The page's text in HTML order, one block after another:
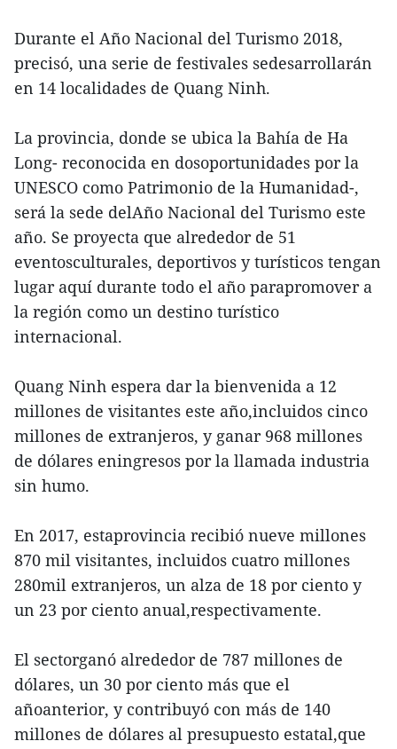
Durante el Año Nacional del Turismo 2018,
precisó, una serie de festivales sedesarrollarán
en 14 localidades de Quang Ninh.
La provincia, donde se ubica la Bahía de Ha
Long- reconocida en dosoportunidades por la
UNESCO como Patrimonio de la Humanidad-,
será la sede delAño Nacional del Turismo este
año. Se proyecta que alrededor de 51
eventosculturales, deportivos y turísticos tengan
lugar aquí durante todo el año parapromover a
la región como un destino turístico
internacional.
Quang Ninh espera dar la bienvenida a 12
millones de visitantes este año,incluidos cinco
millones de extranjeros, y ganar 968 millones
de dólares eningresos por la llamada industria
sin humo.
En 2017, estaprovincia recibió nueve millones
870 mil visitantes, incluidos cuatro millones
280mil extranjeros, un alza de 18 por ciento y
un 23 por ciento anual,respectivamente.
El sectorganó alrededor de 787 millones de
dólares, un 30 por ciento más que el
añoanterior, y contribuyó con más de 140
millones de dólares al presupuesto estatal,que